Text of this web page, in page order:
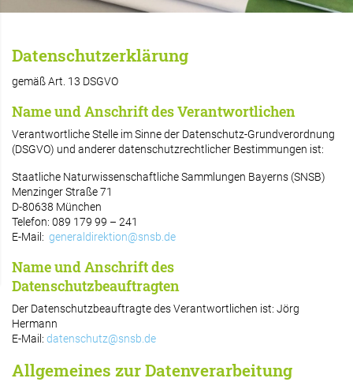
Datenschutzerklärung
gemäß Art. 13 DSGVO
Name und Anschrift des Verantwortlichen
Verantwortliche Stelle im Sinne der Datenschutz-Grundverordnung
(DSGVO) und anderer datenschutzrechtlicher Bestimmungen ist:
Staatliche Naturwissenschaftliche Sammlungen Bayerns (SNSB)
Menzinger Straße 71
D-80638 München
Telefon: 089 179 99 – 241
E-Mail: generaldirektion@snsb.de
Name und Anschrift des
Datenschutzbeauftragten
Der Datenschutzbeauftragte des Verantwortlichen ist: Jörg
Hermann
E-Mail: datenschutz@snsb.de
Allgemeines zur Datenverarbeitung